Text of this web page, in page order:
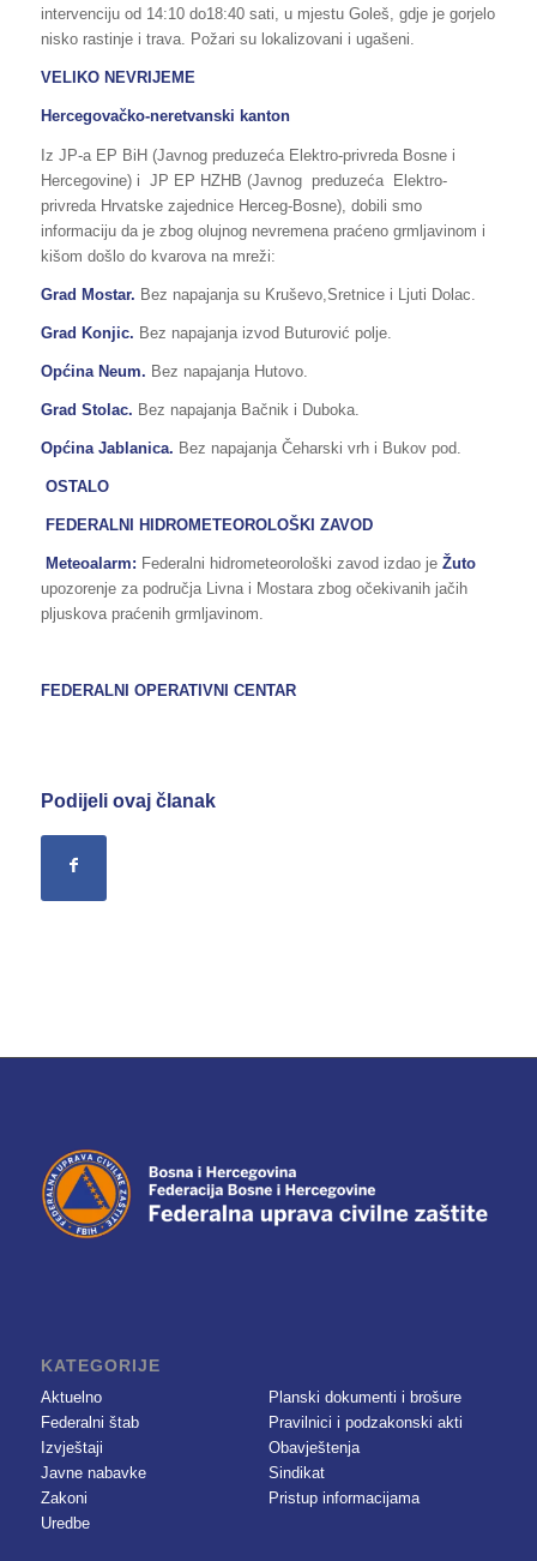
intervenciju od 14:10 do18:40 sati, u mjestu Goleš, gdje je gorjelo
nisko rastinje i trava. Požari su lokalizovani i ugašeni.
VELIKO NEVRIJEME
Hercegovačko-neretvanski kanton
Iz JP-a EP BiH (Javnog preduzeća Elektro-privreda Bosne i
Hercegovine) i JP EP HZHB (Javnog preduzeća Elektro-
privreda Hrvatske zajednice Herceg-Bosne), dobili smo
informaciju da je zbog olujnog nevremena praćeno grmljavinom i
kišom došlo do kvarova na mreži:
Grad Mostar. Bez napajanja su Kruševo,Sretnice i Ljuti Dolac.
Grad Konjic. Bez napajanja izvod Buturović polje.
Općina Neum. Bez napajanja Hutovo.
Grad Stolac. Bez napajanja Bačnik i Duboka.
Općina Jablanica. Bez napajanja Čeharski vrh i Bukov pod.
OSTALO
FEDERALNI HIDROMETEOROLOŠKI ZAVOD
Meteoalarm: Federalni hidrometeorološki zavod izdao je Žuto
upozorenje za područja Livna i Mostara zbog očekivanih jačih
pljuskova praćenih grmljavinom.
FEDERALNI OPERATIVNI CENTAR
Podijeli ovaj članak
KATEGORIJE
Aktuelno
Federalni štab
Izvještaji
Javne nabavke
Zakoni
Uredbe
Planski dokumenti i brošure
Pravilnici i podzakonski akti
Obavještenja
Sindikat
Pristup informacijama